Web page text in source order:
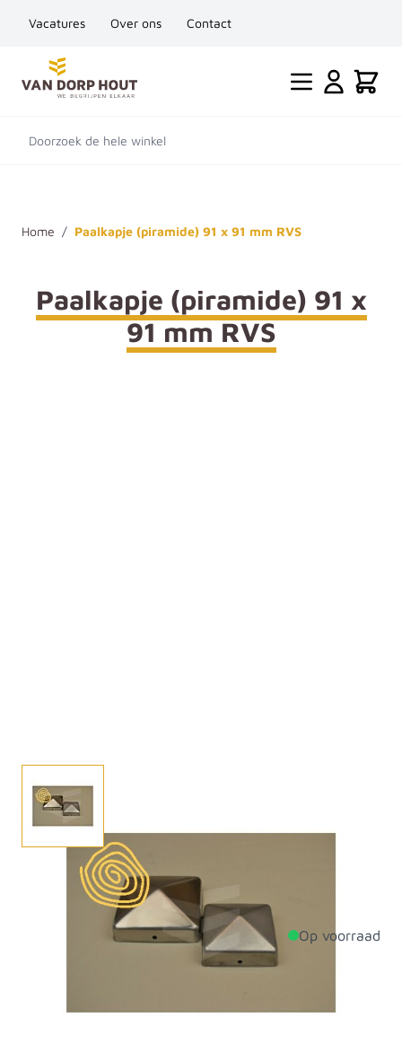
Vacatures Over ons Contact
Ga naar de inhoud
Cart
Doorzoek de hele winkel
Home / Paalkapje (piramide) 91 x 91 mm RVS
Paalkapje (piramide) 91 x
91 mm RVS
Een RVS paalkap in piramidevorm. Ideaal voor de
afwerking van uw schuttingpalen.
Op voorraad
Breedte
91mm